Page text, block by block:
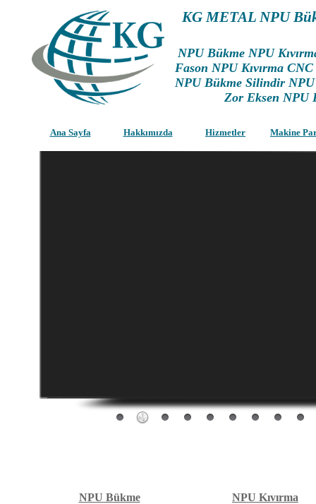
KG METAL NPU
NPU Bükme NPU
Fason NPU Kıvırma
NPU Bükme Silindir NPU
Zor Eksen NPU
Ana Sayfa Hakkımızda Hizmetler Makine
NPU Bükme NPU Kıvırma